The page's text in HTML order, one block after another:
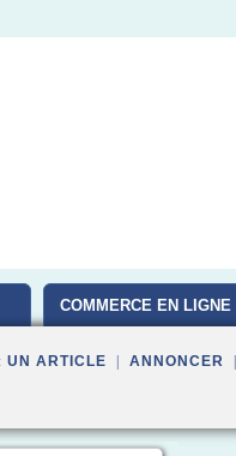
COMMERCE EN LIGNE
UN ARTICLE ANNONCER